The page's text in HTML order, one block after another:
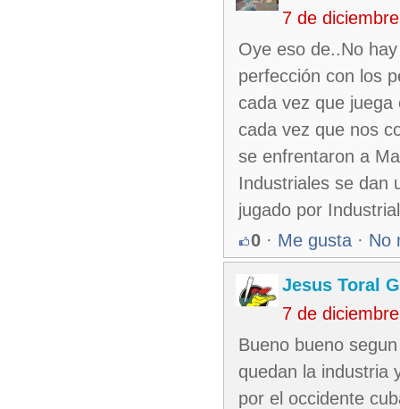
7 de
Oye eso de..No
perfección con los
cada vez que
cada vez que nos
se enfrentaron a
Industriales se dan
jugado por
0 · Me gusta · No
Jesus Toral
7 de
Bueno bueno
quedan la industria
por el occidente